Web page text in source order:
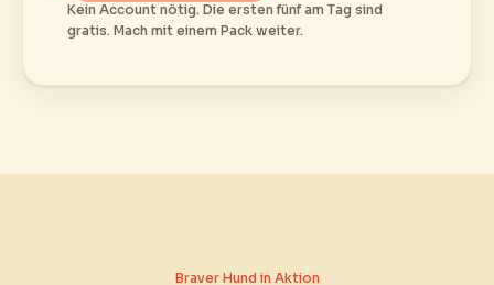
Kein Account nötig. Die ersten fünf am Tag sind
gratis. Mach mit einem Pack weiter.
Braver Hund in Aktion